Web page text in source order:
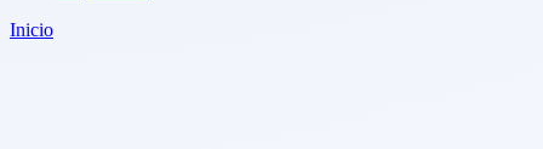
Inicio